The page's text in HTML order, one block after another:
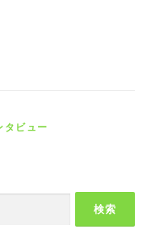
タビュー